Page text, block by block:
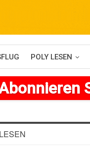
POLY LESEN
>>>>>>